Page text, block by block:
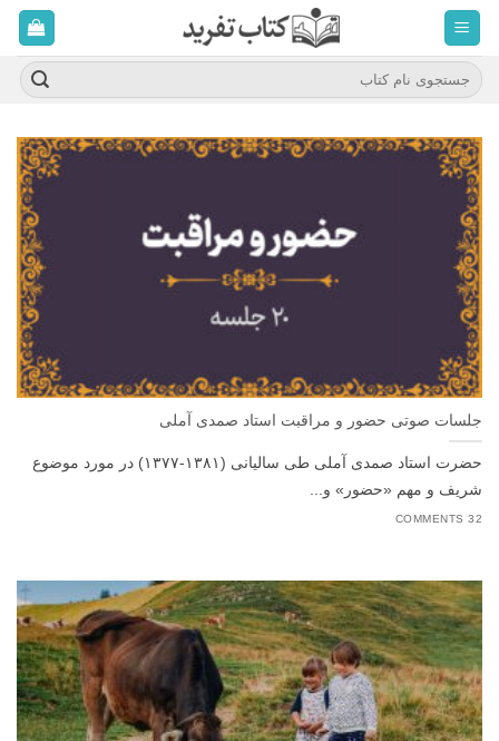
محتوا
برویدجستجو
برای:
جلسات صوتی حضور و مراقبت استاد صمدی آملی
حضرت استاد صمدی آملی طی سالیانی (۱۳۸۱-۱۳۷۷) در مورد موضوع
شریف و مهم «حضور» و...
32 COMMENTS